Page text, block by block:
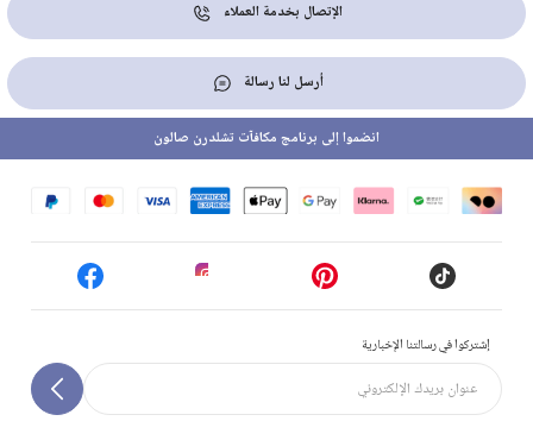
الإتصال بخدمة العملاء
أرسل لنا رسالة
إشتركوا في رسالتنا الإخبارية
انضموا إلى برنامج مكافآت تشلدرن صالون